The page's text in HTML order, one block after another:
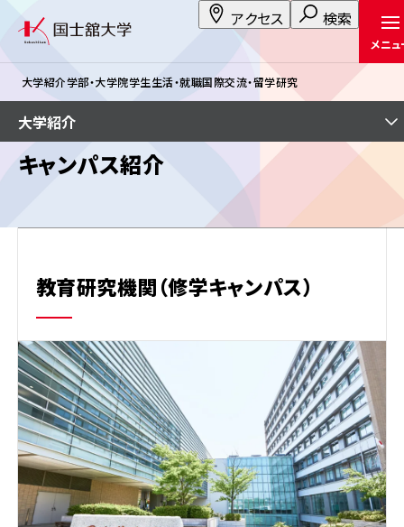
アクセス 検索
メニュ
大学紹介学部・大学院学生生活・就職国際交流・留学研究
キャンパス紹介
教育研究機関（修学キャンパス）
大学紹介